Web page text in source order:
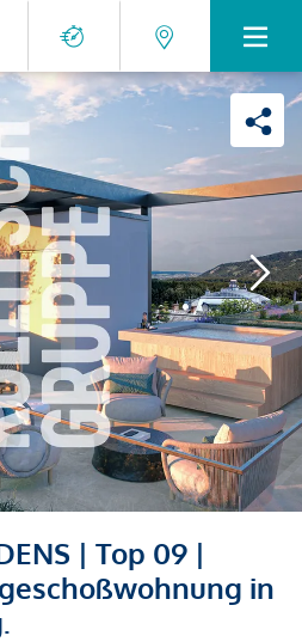
| Top 09 |
in